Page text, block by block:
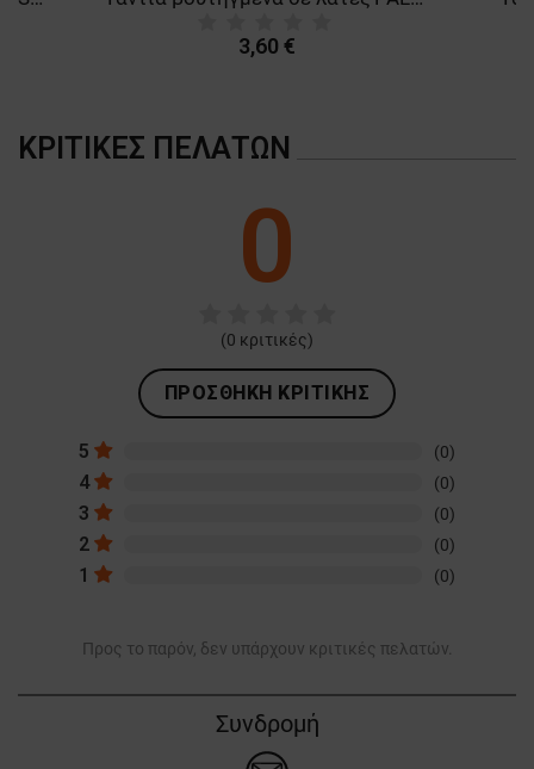
3,60 €
ΚΡΙΤΙΚΈΣ ΠΕΛΑΤΏΝ
0
(0 κριτικές)
ΠΡΟΣΘΉΚΗ ΚΡΙΤΙΚΉΣ
5 (0)
4 (0)
3 (0)
2 (0)
1 (0)
Προς το παρόν, δεν υπάρχουν κριτικές πελατών.
Συνδρομή